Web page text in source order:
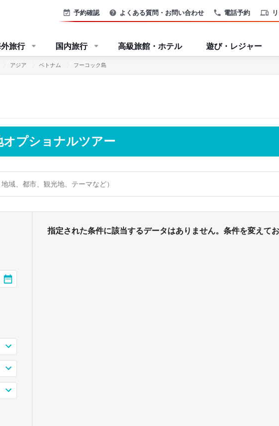
電話予約
予約確認 よくある質問・お問い合わせ
旅行 国内旅行 高級旅館・ホテル 遊び・レジャー
アジア ベトナム フーコック島
プショナルツアー
指定された条件に該当するデータはありません。条件を変えてお